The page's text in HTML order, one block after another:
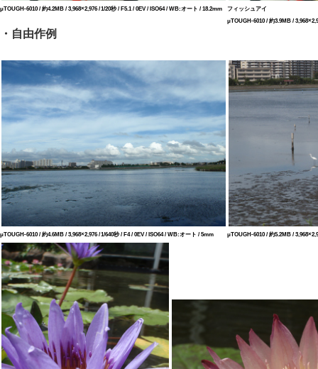
μTOUGH-6010 / 約4.2MB / 3,968×2,976 / 1/20秒 / F5.1 / 0EV / ISO64 / WB:オート / 18.2mm
フィッシュアイ
μTOUGH-6010 / 約3.9MB /
・自由作例
μTOUGH-6010 / 約4.6MB / 3,968×2,976 / 1/640秒 / F4 / 0EV / ISO64 / WB:オート / 5mm μTOUGH-6010 / 約5.2MB /